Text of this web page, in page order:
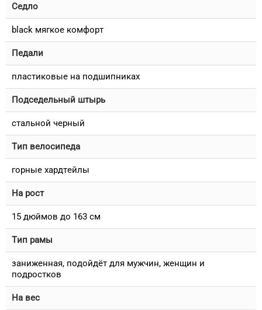
Седло
black мягкое комфорт
Педали
пластиковые на подшипниках
Подседельный штырь
стальной черный
Тип велосипеда
горные хардтейлы
На рост
15 дюймов до 163 см
Тип рамы
заниженная, подойдёт для мужчин, женщин и
подростков
На вес